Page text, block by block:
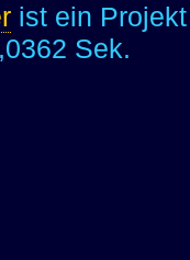
ist ein
Sek.